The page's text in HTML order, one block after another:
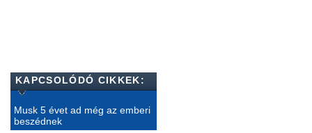
KAPCSOLÓDÓ CIKKEK:
Musk 5 évet ad még az emberi
beszédnek